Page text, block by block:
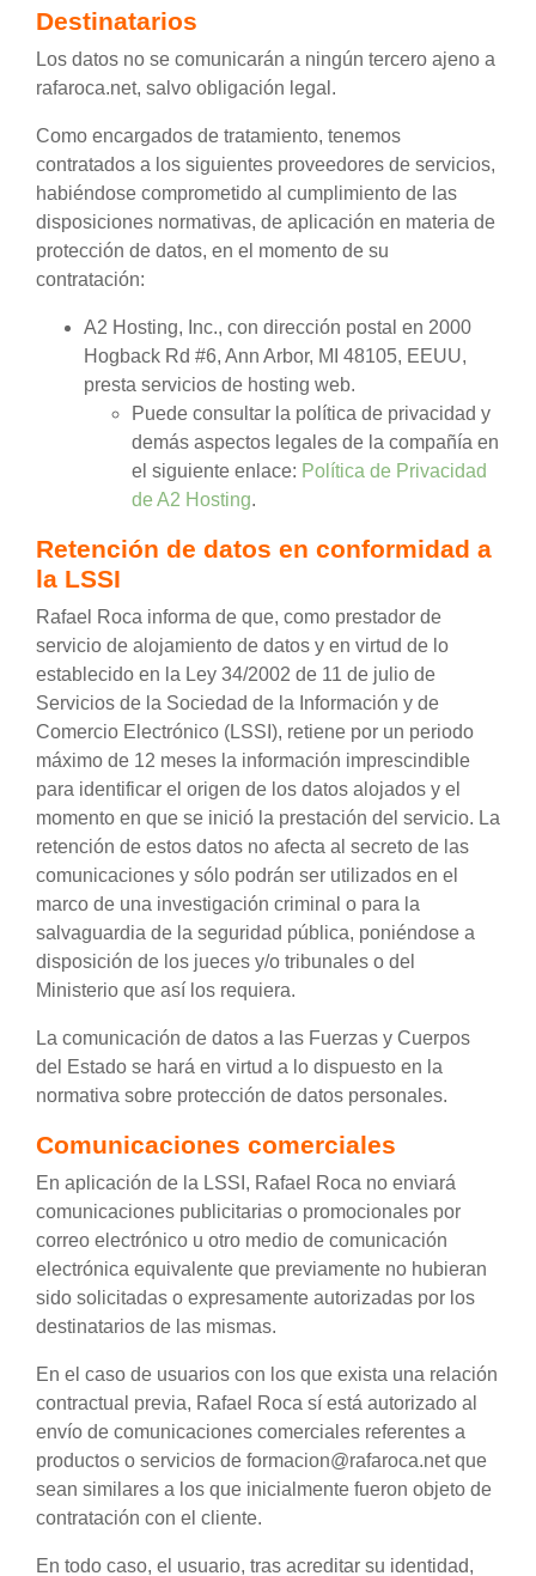
Destinatarios
Los datos no se comunicarán a ningún tercero ajeno a
rafaroca.net, salvo obligación legal.
Como encargados de tratamiento, tenemos
contratados a los siguientes proveedores de servicios,
habiéndose comprometido al cumplimiento de las
disposiciones normativas, de aplicación en materia de
protección de datos, en el momento de su
contratación:
A2 Hosting, Inc., con dirección postal en 2000
Hogback Rd #6, Ann Arbor, MI 48105, EEUU,
presta servicios de hosting web.
Puede consultar la política de privacidad y
demás aspectos legales de la compañía en
el siguiente enlace: Política de Privacidad
de A2 Hosting.
Retención de datos en conformidad a
la LSSI
Rafael Roca informa de que, como prestador de
servicio de alojamiento de datos y en virtud de lo
establecido en la Ley 34/2002 de 11 de julio de
Servicios de la Sociedad de la Información y de
Comercio Electrónico (LSSI), retiene por un periodo
máximo de 12 meses la información imprescindible
para identificar el origen de los datos alojados y el
momento en que se inició la prestación del servicio. La
retención de estos datos no afecta al secreto de las
comunicaciones y sólo podrán ser utilizados en el
marco de una investigación criminal o para la
salvaguardia de la seguridad pública, poniéndose a
disposición de los jueces y/o tribunales o del
Ministerio que así los requiera.
La comunicación de datos a las Fuerzas y Cuerpos
del Estado se hará en virtud a lo dispuesto en la
normativa sobre protección de datos personales.
Comunicaciones comerciales
En aplicación de la LSSI, Rafael Roca no enviará
comunicaciones publicitarias o promocionales por
correo electrónico u otro medio de comunicación
electrónica equivalente que previamente no hubieran
sido solicitadas o expresamente autorizadas por los
destinatarios de las mismas.
En el caso de usuarios con los que exista una relación
contractual previa, Rafael Roca sí está autorizado al
envío de comunicaciones comerciales referentes a
productos o servicios de formacion@rafaroca.net que
sean similares a los que inicialmente fueron objeto de
contratación con el cliente.
En todo caso, el usuario, tras acreditar su identidad,